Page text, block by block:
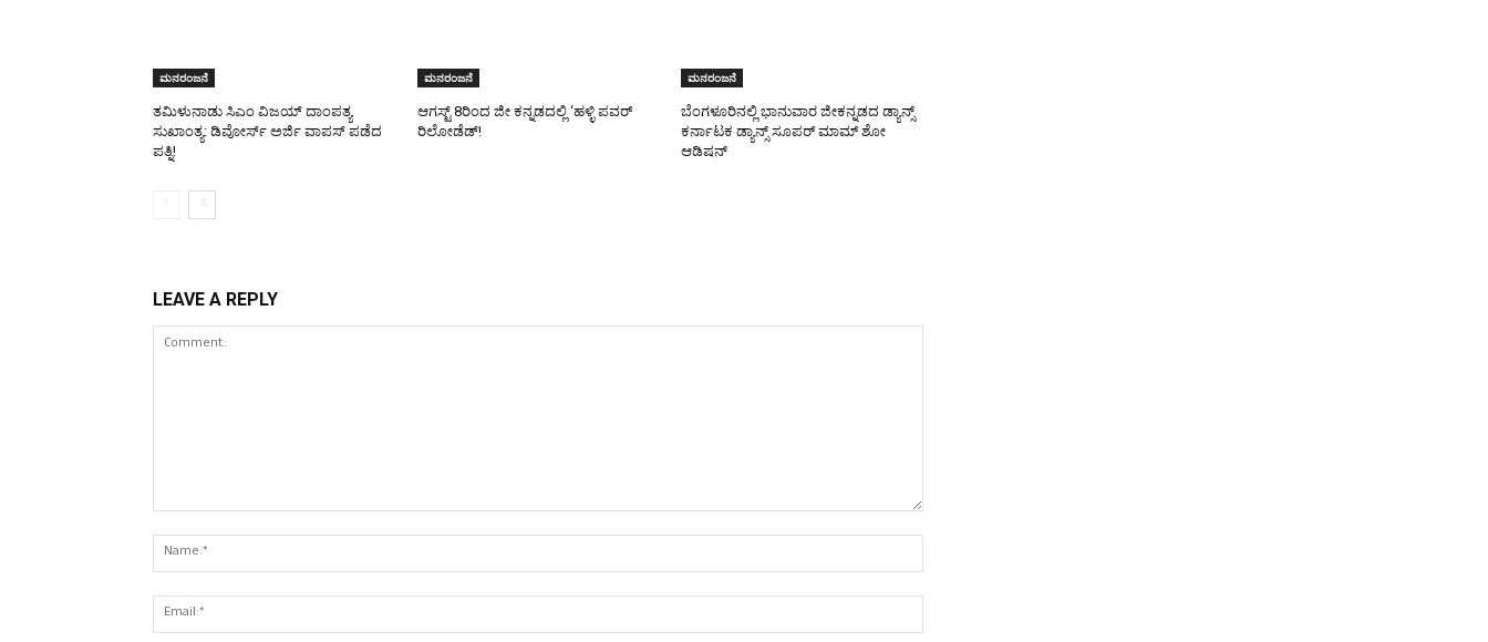
ಮನರಂಜನೆ
ತಮಿಳುನಾಡು ಸಿಎಂ ವಿಜಯ್‌ ದಾಂಪತ್ಯ
ಸುಖಾಂತ್ಯ: ಡಿವೋರ್ಸ್‌ ಅರ್ಜಿ ವಾಪಸ್‌ ಪಡೆದ
ಪತ್ನಿ!
ಮನರಂಜನೆ
ಆಗಸ್ಟ್ 8ರಿಂದ ಜೀ ಕನ್ನಡದಲ್ಲಿ ‘ಹಳ್ಳಿ ಪವರ್
ರಿಲೋಡೆಡ್!
ಮನರಂಜನೆ
ಬೆಂಗಳೂರಿನಲ್ಲಿ ಭಾನುವಾರ ಜೀಕನ್ನಡದ ಡ್ಯಾನ್ಸ್
ಕರ್ನಾಟಕ ಡ್ಯಾನ್ಸ್ ಸೂಪರ್ ಮಾಮ್ ಶೋ
ಆಡಿಷನ್
LEAVE A REPLY